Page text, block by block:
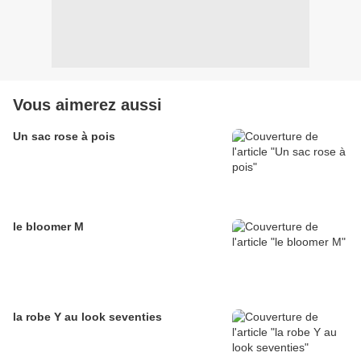
Vous aimerez aussi
Un sac rose à pois
le bloomer M
la robe Y au look seventies